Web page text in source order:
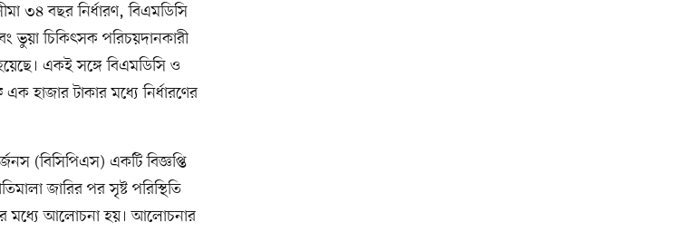
৩৪ বছর নির্ধারণ, বিএমডিসি
ভুয়া চিকিৎসক পরিচয়দানকারী
একই সঙ্গে বিএমডিসি ও
হাজার টাকার মধ্যে নির্ধারণের
(বিসিপিএস) একটি বিজ্ঞপ্তি
জারির পর সৃষ্ট পরিস্থিতি
মধ্যে আলোচনা হয়। আলোচনার